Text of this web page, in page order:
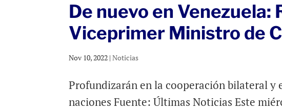
De nuevo en Venezuela:
Viceprimer Ministro de
Nov 10, 2022 |Noticias
Profundizarán en la cooperación bilateral y
naciones Fuente: Últimas Noticias Este